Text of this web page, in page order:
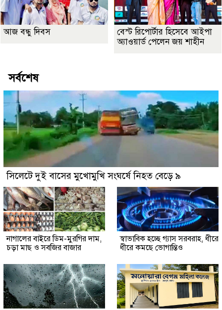
আজ বন্ধু দিবস
বেস্ট রিপোর্টার হিসেবে আইপা
অ্যাওয়ার্ড পেলেন জয় শাহীন
সর্বশেষ
সিলেটে দুই বাসের মুখোমুখি সংঘর্ষে নিহত বেড়ে ৯
নাগালের বাইরে ডিম-মুরগির দাম,
চড়া মাছ ও সবজির বাজার
স্বাভাবিক হচ্ছে গ্যাস সরবরাহ, ধীরে
ধীরে কমছে ভোগান্তিও